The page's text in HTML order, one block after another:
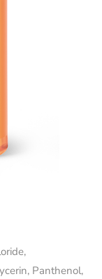
Panthenol,